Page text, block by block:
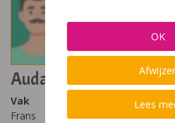
Audace 4 pluspakket
Vak
Frans
OK
Lees